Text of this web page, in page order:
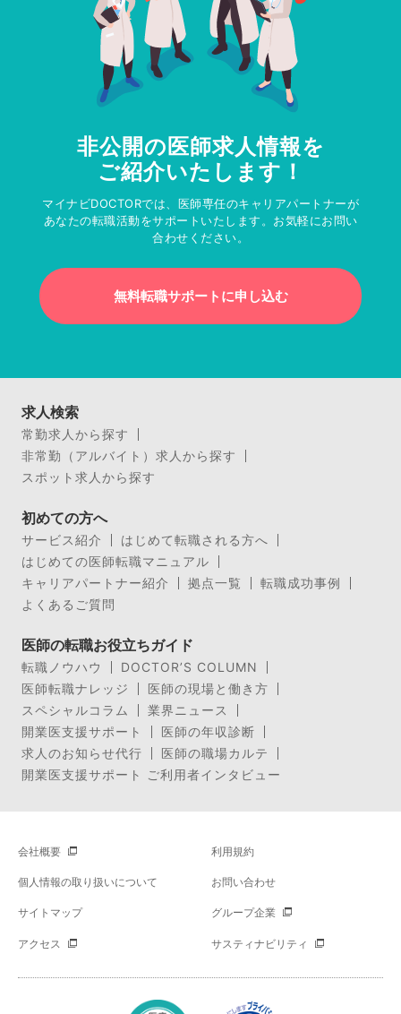
非公開の医師求人情報を
ご紹介いたします！
マイナビDOCTORでは、医師専任のキャリアパートナーが
あなたの転職活動をサポートいたします。お気軽にお問い
合わせください。
無料転職サポートに申し込む
求人検索
常勤求人から探す
非常勤（アルバイト）求人から探す
スポット求人から探す
初めての方へ
サービス紹介
はじめて転職される方へ
はじめての医師転職マニュアル
キャリアパートナー紹介
拠点一覧
転職成功事例
よくあるご質問
医師の転職お役立ちガイド
転職ノウハウ
DOCTOR’S COLUMN
医師転職ナレッジ
医師の現場と働き方
スペシャルコラム
業界ニュース
開業医支援サポート
医師の年収診断
求人のお知らせ代行
医師の職場カルテ
開業医支援サポート ご利用者インタビュー
会社概要 利用規約
個人情報の取り扱いについて お問い合わせ
サイトマップ グループ企業
アクセス サスティナビリティ